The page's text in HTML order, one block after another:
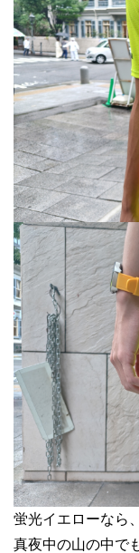
蛍光イエローなら
真夜中の山の中で